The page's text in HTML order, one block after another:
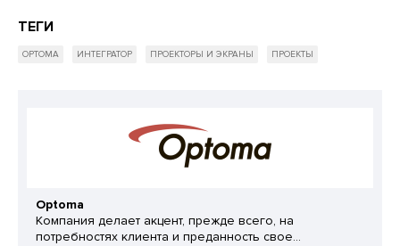
ТЕГИ
OPTOMA ИНТЕГРАТОР ПРОЕКТОРЫ И ЭКРАНЫ ПРОЕКТЫ
Optoma
Компания делает акцент, прежде всего, на
потребностях клиента и преданность свое...